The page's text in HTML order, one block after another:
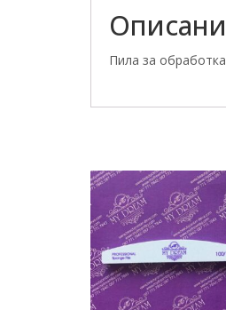
Пила за